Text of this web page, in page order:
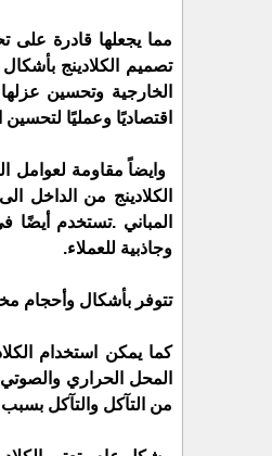
مما يجعلها قادرة على
تصميم الكلادينج
اقتصاديًا وعمليًا لتحسين
المباني .
وجاذبية للعملاء.
تتوفر بأشكال وأحجام
كما يمكن استخدام
المحل الحراري
من التآكل والتآكل